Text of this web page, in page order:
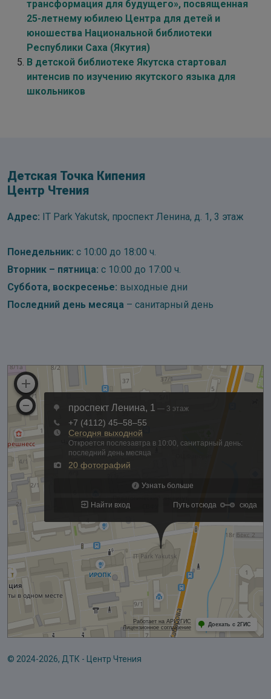
трансформация для будущего», посвященная
25-летнему юбилею Центра для детей и
юношества Национальной библиотеки
Республики Саха (Якутия)
В детской библиотеке Якутска стартовал
интенсив по изучению якутского языка для
школьников
Детская Точка Кипения
Центр Чтения
Адрес: IT Park Yakutsk, проспект Ленина, д. 1, 3 этаж
Понедельник: с 10:00 до 18:00 ч.
Вторник – пятница: с 10:00 до 17:00 ч.
Суббота, воскресенье: выходные дни
Последний день месяца – санитарный день
© 2024-2026, ДТК - Центр Чтения